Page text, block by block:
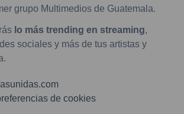
grupo Multimedios de Guatemala.
lo más trending en streaming,
sociales y más de tus artistas y
de cookies